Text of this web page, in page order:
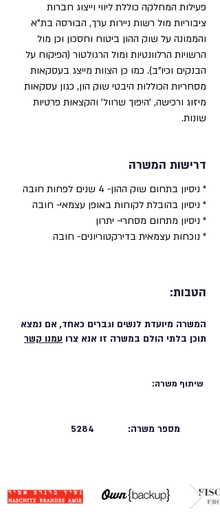
פעילות המחלקה כוללת ליווי וייצוג חברות
ציבוריות מול רשות ניירות ערך, הבורסה בת"א
והממונה על שוק ההון ביטוח וחסכון וכן מול
הרשויות הרלוונטיות ומול הרגולטור (הפיקוח על
הבנקים וכיו"ב). כמו כן הצוות מייצג בעסקאות
מסחריות הכוללות היבטי שוק הון, כגון עסקאות
מיזוג ורכישה, 'היפוך שרוול' והקצאות פרטיות
שונות.
דרישות המשרה
* ניסיון בתחום שוק ההון- 4 שנים לפחות חובה
* ניסיון בהובלת לקוחות באופן עצמאי- חובה
* ניסיון מתחום מסחרי- יתרון
* נוכחות עצמאית בדירקטוריונים- חובה
הטבות:
המשרה מיועדת לנשים וגברים כאחד, אם נמצא
תוכן בלתי הולם במשרה זו אנא צרו עמנו קשר
שיתוף משרה:
5284 מספר משרה: